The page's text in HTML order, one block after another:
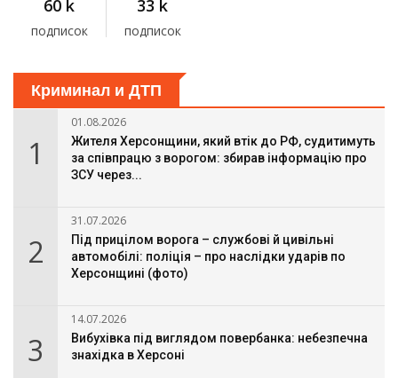
60 k
подписок
33 k
подписок
Криминал и ДТП
1
01.08.2026
Жителя Херсонщини, який втік до РФ, судитимуть
за співпрацю з ворогом: збирав інформацію про
ЗСУ через...
2
31.07.2026
Під прицілом ворога – службові й цивільні
автомобілі: поліція – про наслідки ударів по
Херсонщині (фото)
3
14.07.2026
Вибухівка під виглядом повербанка: небезпечна
знахідка в Херсоні